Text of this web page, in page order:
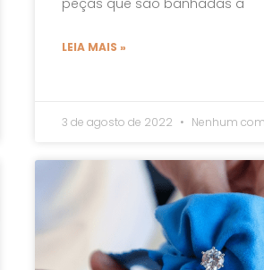
LEIA MAIS »
3 de agosto de 2022 Nenhum